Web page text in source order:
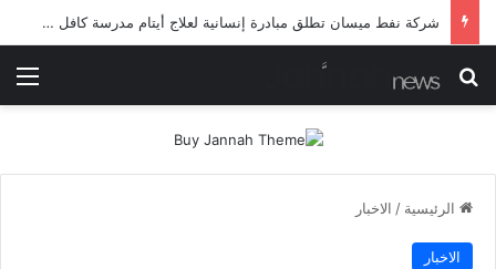
شرطة ميسان تلقي القبض على مطلقي العيارات النارية أثناء تشييع جنائزي في العمارة
بحث عن
الرئيسية / الاخبار
الاخبار